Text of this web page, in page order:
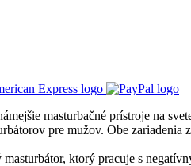
masturbačné prístroje na
pre mužov. Obe
ktorý pracuje s